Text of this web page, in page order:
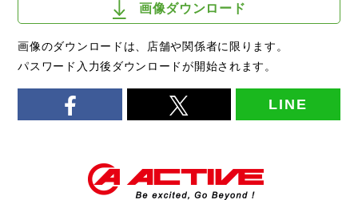
画像ダウンロード
画像のダウンロードは、店舗や関係者に限ります。
パスワード入力後ダウンロードが開始されます。
LINE